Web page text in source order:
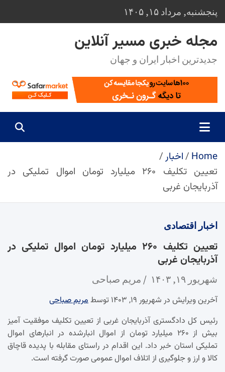
Skip
to
content
پنجشنبه, مرداد ۱۵, ۱۴۰۵
مجله خبری مسیر آنلاین
جدیدترین اخبار ایران و جهان
Home
اخبار
تعیین تکلیف ۲۶۰ میلیارد تومان اموال تملیکی در
آذربایجان غربی
اخبار اقتصادی
تعیین تکلیف ۲۶۰ میلیارد تومان اموال تملیکی در
آذربایجان غربی
شهریور ۱۹, ۱۴۰۳ مریم صباحی
آخرین ویرایش در شهریور ۱۹, ۱۴۰۳ توسط
مریم صباحی
رئیس کل دادگستری آذربایجان غربی از تعیین تکلیف موفقیت آمیز
بیش از ۲۶۰ میلیارد تومان از اموال انبارشده در انبارهای اموال
تملیکی استان خبر داد. این اقدام در راستای مقابله با پدیده قاچاق
کالا و ارز و جلوگیری از اتلاف اموال عمومی صورت گرفته است.